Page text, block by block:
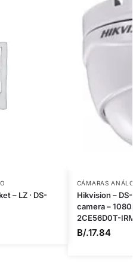
– LZ · DS-
CÁMARAS
Hikvision –
camera –
2CE56D0T-
B/.17.84